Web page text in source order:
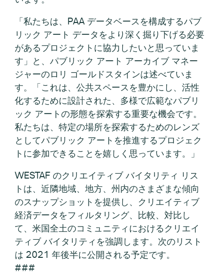
「私たちは、PAA データベースを構成するパブ
リック アート データをより深く掘り下げる必要
があるプロジェクトに協力したいと思っていま
す」と、パブリック アート アーカイブ マネー
ジャーのロリ ゴールドスタインは述べていま
す。「これは、公共スペースを豊かにし、活性
化するために設計された、多様で広範なパブリ
ック アートの形態を探索する重要な機会です。
私たちは、特定の場所を探索するためのレンズ
としてパブリック アートを推進するプロジェク
トに参加できることを嬉しく思っています。」
WESTAF のクリエイティブ バイタリティ リス
トは、近隣地域、地方、州内のさまざまな傾向
のスナップショットを提供し、クリエイティブ
経済データをフィルタリング、比較、対比し
て、米国全土のコミュニティにおけるクリエイ
ティブ バイタリティを強調します。次のリスト
は 2021 年後半に公開される予定です。
###